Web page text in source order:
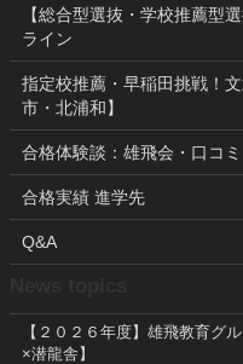
【総合型選抜・学校推薦型
ライン
指定校推薦・早稲田挑戦！
市・北浦和】
合格体験談：雄飛会・口コ
合格実績 進学先
Q&A
【２０２６年度】雄飛教育グ
×潜龍舎】